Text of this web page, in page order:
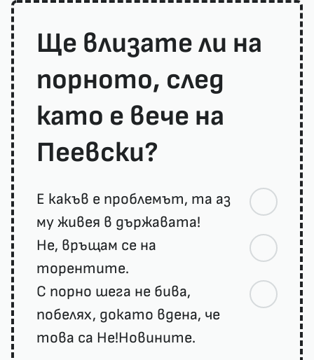
Ще влизате ли на
порното, след
като е вече на
Пеевски?
Е какъв е проблемът, та аз
му живея в държавата!
Не, връщам се на
торентите.
С порно шега не бива,
побелях, докато вдена, че
това са Не!Новините.